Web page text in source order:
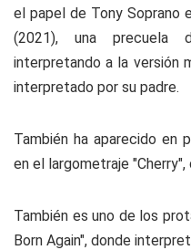
el papel de Tony Soprano
(2021), una precuela
interpretando a la versión
interpretado por su padre.
También ha aparecido en
en el largometraje
También es uno de los
Born Again", donde